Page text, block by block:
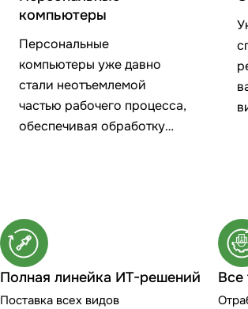
компьютеры
Персональные
компьютеры уже давно
стали неотъемлемой
частью рабочего процесса,
обеспечивая обработку
Полная линейка ИТ-решений
Поставка всех видов
Все